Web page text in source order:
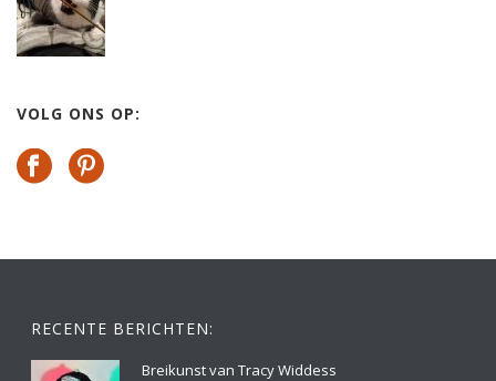
VOLG ONS OP:
RECENTE BERICHTEN:
Breikunst van Tracy Widdess